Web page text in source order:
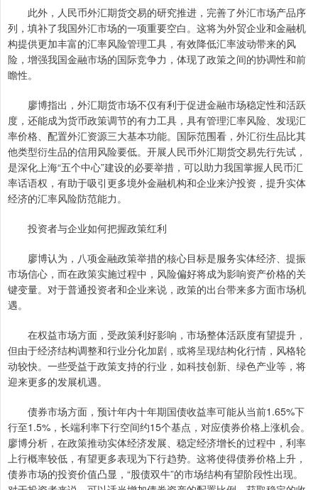
此外，人民币外汇期货交易的研究推进，完善了外汇市场产品序
列，填补了我国外汇市场的一项重要空白。这将为外贸企业和金融机
构提供更加丰富的汇率风险管理工具，有效降低汇率波动带来的风
险，增强我国金融市场的国际竞争力，体现了政策之间的协调性和前
瞻性。
廖博指出，外汇期货市场不仅有利于促进金融市场稳定性和活跃
度，还能成为货币政策调节的有力工具，具有管理汇率风险、发现汇
率价格、配置外汇资源三大基本功能。国际范围看，外汇衍生品比其
他类型衍生品的信用风险要低。开展人民币外汇期货交易先行先试，
是深化上海“五个中心”建设的必要举措，可以助力我国掌握人民币汇
率话语权，有助于吸引更多境外金融机构和企业来沪投资，提升实体
经济的汇率风险防范能力。
投资者与企业如何把握政策红利
廖博认为，八项金融政策举措的核心目标是服务实体经济、提振
市场信心，而在政策实施过程中，风险偏好将成为影响资产价格的关
键变量。对于普通投资者和企业来说，政策的出台带来多方面市场机
遇。
在权益市场方面，受政策利好影响，市场整体活跃度有望提升，
但由于经济结构调整和行业分化加剧，或将呈现结构化行情，风格轮
动较快。一些受益于政策支持的行业，如科技创新、绿色产业等，将
迎来更多的发展机遇。
债券市场方面，预计年内十年期国债收益率可能从当前1.65%下
行至1.5%，长端利率下行空间约15个基点，对应债券价格上涨机会。
廖博分析，在政策推动实体经济发展、稳定经济增长的过程中，利率
上行概率较低，有望更多表现为下行趋势。这将使得债券价格上升，
债券市场的投资价值凸显，“股债双牛”的市场结构有望阶段性出现。